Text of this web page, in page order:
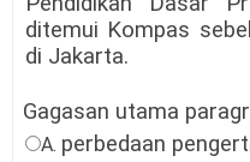
ditemui Kompas
di Jakarta.
utama paragraf
A. perbedaan